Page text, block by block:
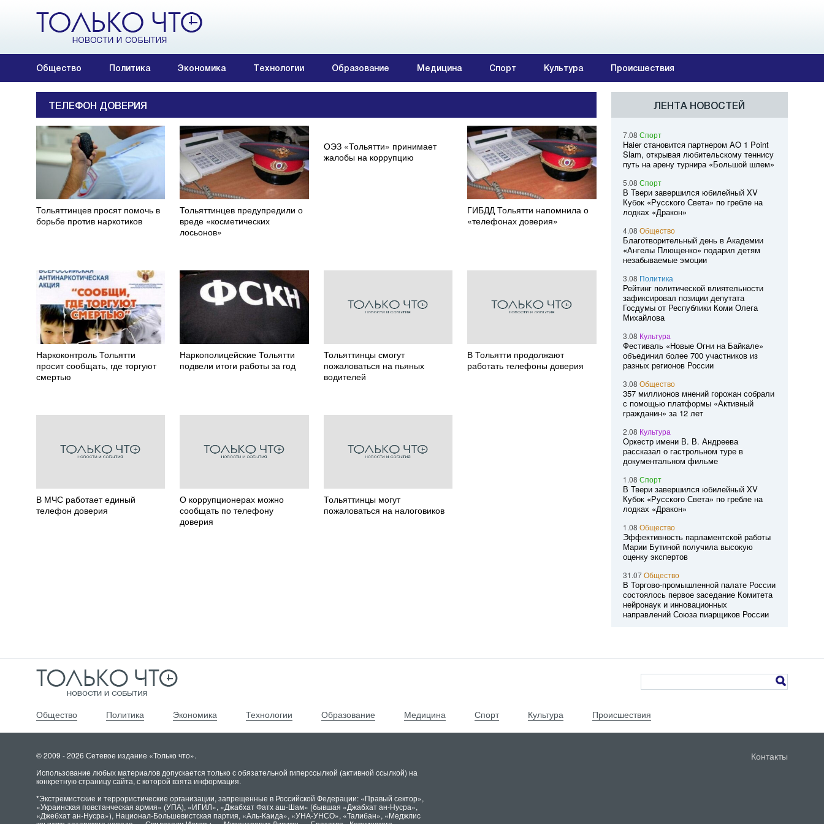
Общество Политика Экономика Технологии Образование Медицина Спорт Культура Происшествия
ТЕЛЕФОН ДОВЕРИЯ
Тольяттинцев просят помочь в
борьбе против наркотиков
Тольяттинцев предупредили о
вреде «косметических
лосьонов»
ОЭЗ «Тольятти» принимает
жалобы на коррупцию
ГИБДД Тольятти напомнила о
«телефонах доверия»
Наркоконтроль Тольятти
просит сообщать, где торгуют
смертью
Наркополицейские Тольятти
подвели итоги работы за год
Тольяттинцы смогут
пожаловаться на пьяных
водителей
В Тольятти продолжают
работать телефоны доверия
В МЧС работает единый
телефон доверия
О коррупционерах можно
сообщать по телефону
доверия
Тольяттинцы могут
пожаловаться на налоговиков
ЛЕНТА НОВОСТЕЙ
7.08 Спорт
Haier становится партнером AO 1 Point
Slam, открывая любительскому теннису
путь на арену турнира «Большой шлем»
5.08 Спорт
В Твери завершился юбилейный XV
Кубок «Русского Света» по гребле на
лодках «Дракон»
4.08 Общество
Благотворительный день в Академии
«Ангелы Плющенко» подарил детям
незабываемые эмоции
3.08 Политика
Рейтинг политической влиятельности
зафиксировал позиции депутата
Госдумы от Республики Коми Олега
Михайлова
3.08 Культура
Фестиваль «Новые Огни на Байкале»
объединил более 700 участников из
разных регионов России
3.08 Общество
357 миллионов мнений горожан собрали
с помощью платформы «Активный
гражданин» за 12 лет
2.08 Культура
Оркестр имени В. В. Андреева
рассказал о гастрольном туре в
документальном фильме
1.08 Спорт
В Твери завершился юбилейный XV
Кубок «Русского Света» по гребле на
лодках «Дракон»
1.08 Общество
Эффективность парламентской работы
Марии Бутиной получила высокую
оценку экспертов
31.07Общество
В Торгово-промышленной палате России
состоялось первое заседание Комитета
нейронаук и инновационных
направлений Союза пиарщиков России
Общество Политика Экономика Технологии Образование Медицина Спорт Культура Происшествия
© 2009 - 2026 Сетевое издание «Только что».
Использование любых материалов допускается только с обязательной гиперссылкой (активной ссылкой) на
конкретную страницу сайта, с которой взята информация.
*Экстремистские и террористические организации, запрещенные в Российской Федерации: «Правый сектор»,
«Украинская повстанческая армия» (УПА), «ИГИЛ», «Джабхат Фатх аш-Шам» (бывшая «Джабхат ан-Нусра»,
«Джебхат ан-Нусра»), Национал-Большевистская партия, «Аль-Каида», «УНА-УНСО», «Талибан», «Меджлис
Контакты